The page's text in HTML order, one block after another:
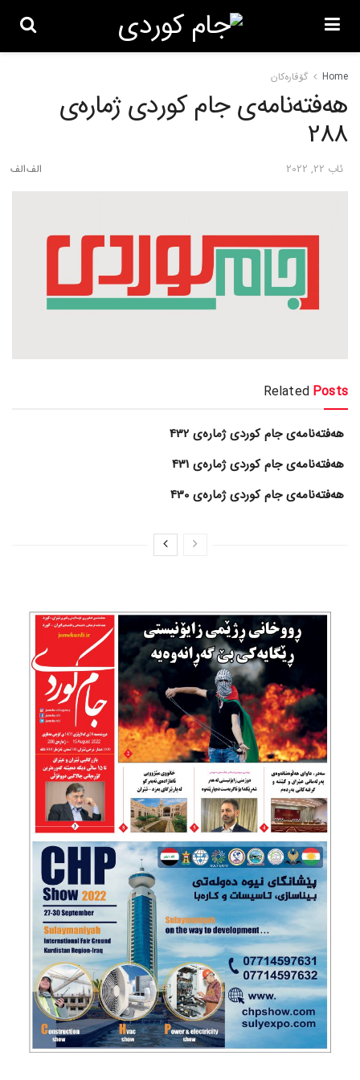
Home گۆڤاره‌کان
هەفتەنامەی جام کوردی ژمارەی
288
ئاب 22, 2022
Related Posts
هەفتەنامەی جام کوردی ژمارەی 432
هەفتەنامەی جام کوردی ژمارەی 431
هەفتەنامەی جام کوردی ژمارەی 430